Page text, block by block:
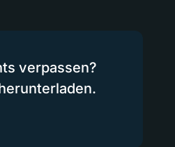
verpassen?